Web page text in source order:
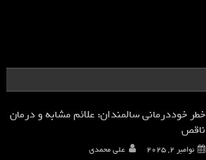
خطر خوددرمانی سالمندان: علائم مشابه و درمان
ناقص
نوامبر 2, 2025 علی محمدی